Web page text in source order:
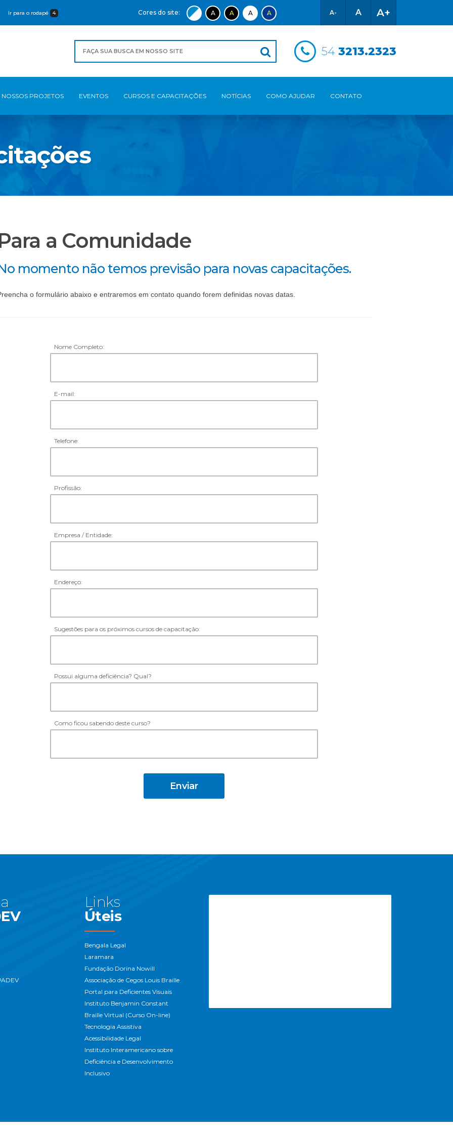
Ir para o rodapé 4 A- A A+
Cores do site: A A A A
54 3213.2323
NOSSOS PROJETOS EVENTOS CURSOS E CAPACITAÇÕES NOTÍCIAS COMO AJUDAR CONTATO
a Comunidade
momento não temos previsão para novas capacitações.
o formulário abaixo e entraremos em contato quando forem definidas novas datas.
Nome Completo:
E-mail:
Telefone:
Profissão:
Empresa / Entidade:
Endereço:
Sugestões para os próximos cursos de capacitação:
Possui alguma deficiência? Qual?
Como ficou sabendo deste curso?
Links
Úteis
Bengala Legal
Laramara
Fundação Dorina Nowill
Associação de Cegos Louis Braille
Portal para Deficientes Visuais
Instituto Benjamin Constant
Braille Virtual (Curso On-line)
Tecnologia Assistiva
Acessibilidade Legal
Instituto Interamericano sobre
Deficiência e Desenvolvimento
Inclusivo